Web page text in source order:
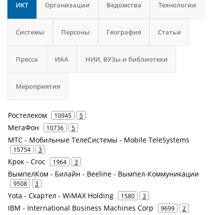
ИКТ Организации Ведомства Технологии
Системы Персоны География Статьи
Пресса ИАА НИИ, ВУЗы и библиотеки
Мероприятия
Ростелеком 10945 5
МегаФон 10736 5
МТС - Мобильные ТелеСистемы - Mobile TeleSystems
15754 3
Крок - Croc 1964 3
ВымпелКом - Билайн - Beeline - Вымпел-Коммуникации
9508 3
Yota - Скартел - WiMAX Holding 1580 3
IBM - International Business Machines Corp 9699 2